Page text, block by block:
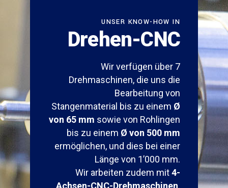
UNSER KNOW-HOW IN
Drehen-CNC
Wir verfügen über 7
Drehmaschinen, die uns die
Bearbeitung von
Stangenmaterial bis zu einemØ
von 65 mmsowie von Rohlingen
bis zu einemØ von 500 mm
ermöglichen, und dies bei einer
Länge von 1’000 mm.
Wir arbeiten zudem mit4-